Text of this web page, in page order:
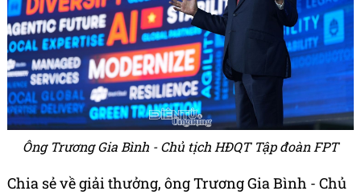
Ông Trương Gia Bình - Chủ tịch HĐQT Tập đoàn FPT
Chia sẻ về giải thưởng, ông Trương Gia Bình - Chủ